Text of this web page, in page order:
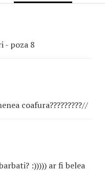
- poza 8
coafura?????????//
:))))) ar fi belea